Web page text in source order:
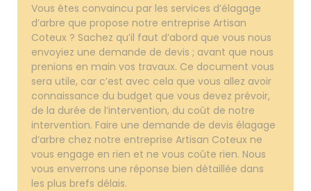
Vous êtes convaincu par les services d’élagage
d’arbre que propose notre entreprise Artisan
Coteux ? Sachez qu’il faut d’abord que vous nous
envoyiez une demande de devis ; avant que nous
prenions en main vos travaux. Ce document vous
sera utile, car c’est avec cela que vous allez avoir
connaissance du budget que vous devez prévoir,
de la durée de l’intervention, du coût de notre
intervention. Faire une demande de devis élagage
d’arbre chez notre entreprise Artisan Coteux ne
vous engage en rien et ne vous coûte rien. Nous
vous enverrons une réponse bien détaillée dans
les plus brefs délais.